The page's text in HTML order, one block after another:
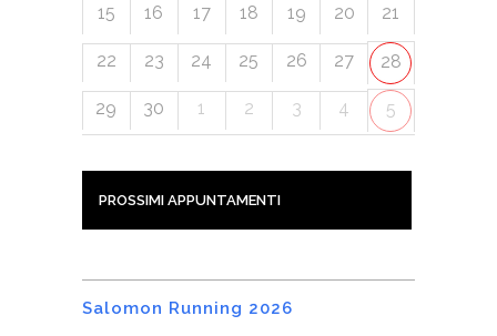
15 16 17 18 19 20 21
22 23 24 25 26 27 28
29 30 1 2 3 4 5
PROSSIMI APPUNTAMENTI
Salomon Running 2026